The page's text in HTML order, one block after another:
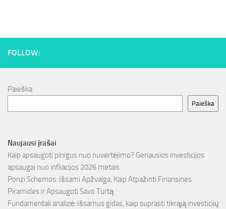
FOLLOW:
Paieška
Paieška
Naujausi įrašai
Kaip apsaugoti pinigus nuo nuvertėjimo? Geriausios investicijos
apsaugai nuo infliacijos 2026 metais
Ponzi Schemos: Išsami Apžvalga, Kaip Atpažinti Finansines
Piramides ir Apsaugoti Savo Turtą
Fundamentali analizė: Išsamus gidas, kaip suprasti tikrąją investicijų